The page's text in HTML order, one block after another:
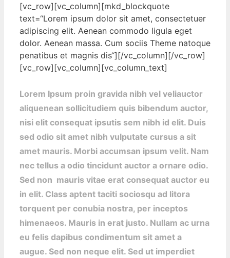
[vc_row][vc_column][mkd_blockquote
text=“Lorem ipsum dolor sit amet, consectetuer
adipiscing elit. Aenean commodo ligula eget
dolor. Aenean massa. Cum sociis Theme natoque
penatibus et magnis dis“][/vc_column][/vc_row]
[vc_row][vc_column][vc_column_text]
Lorem Ipsum proin gravida nibh vel veliauctor
aliquenean sollicitudiem quis bibendum auctor,
nisi elit consequat ipsutis sem nibh id elit. Duis
sed odio sit amet nibh vulputate cursus a sit
amet mauris. Morbi accumsan ipsum velit. Nam
nec tellus a odio tincidunt auctor a ornare odio.
Sed non mauris vitae erat consequat auctor eu
in elit. Class aptent taciti sociosqu ad litora
torquent per conubia nostra, per inceptos
himenaeos. Mauris in erat justo. Nullam ac urna
eu felis dapibus condimentum sit amet a
augue. Sed non neque elit. Sed ut imperdiet